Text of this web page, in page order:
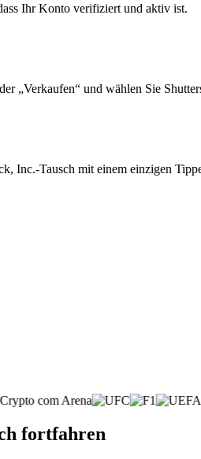
Ihr Konto verifiziert und aktiv ist.
„Verkaufen“ und wählen Sie
Inc.-Tausch mit einem einzigen
fortfahren